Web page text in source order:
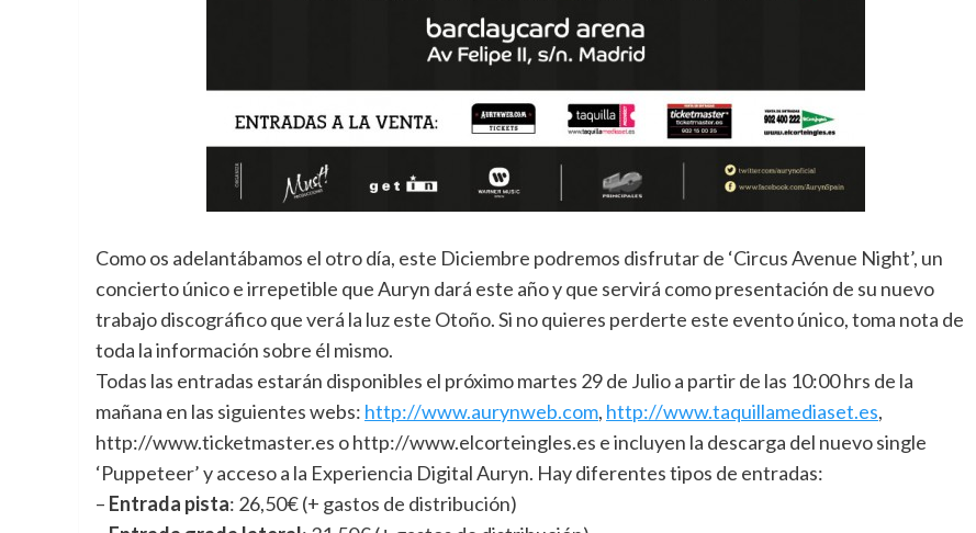
Como os adelantábamos el otro día, este Diciembre podremos disfrutar de ‘Circus Avenue Night’, un
concierto único e irrepetible que Auryn dará este año y que servirá como presentación de su nuevo
trabajo discográfico que verá la luz este Otoño. Si no quieres perderte este evento único, toma nota de
toda la información sobre él mismo.
Todas las entradas estarán disponibles el próximo martes 29 de Julio a partir de las 10:00 hrs de la
mañana en las siguientes webs: http://www.aurynweb.com, http://www.taquillamediaset.es,
http://www.ticketmaster.es o http://www.elcorteingles.es e incluyen la descarga del nuevo single
‘Puppeteer’ y acceso a la Experiencia Digital Auryn. Hay diferentes tipos de entradas:
– Entrada pista: 26,50€ (+ gastos de distribución)